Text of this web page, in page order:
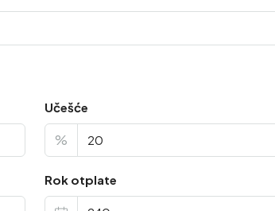
Učešće
%
Rok otplate